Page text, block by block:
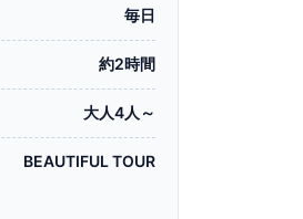
毎日
約2時間
大人4人～
BEAUTIFUL TOUR